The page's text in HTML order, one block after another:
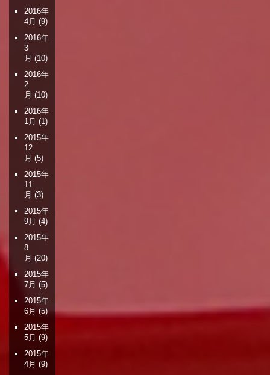
2016年
4月 (9)
2016年
3
月 (10)
2016年
2
月 (10)
2016年
1月 (1)
2015年
12
月 (5)
2015年
11
月 (3)
2015年
9月 (4)
2015年
8
月 (20)
2015年
7月 (5)
2015年
6月 (5)
2015年
5月 (9)
2015年
4月 (9)